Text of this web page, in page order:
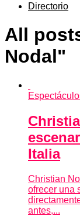
Directorio
All
Nodal"
Italia
Christian
ofrecer una
antes,...